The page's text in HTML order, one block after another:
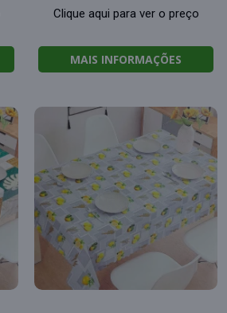
Clique aqui para ver o preço
MAIS INFORMAÇÕES